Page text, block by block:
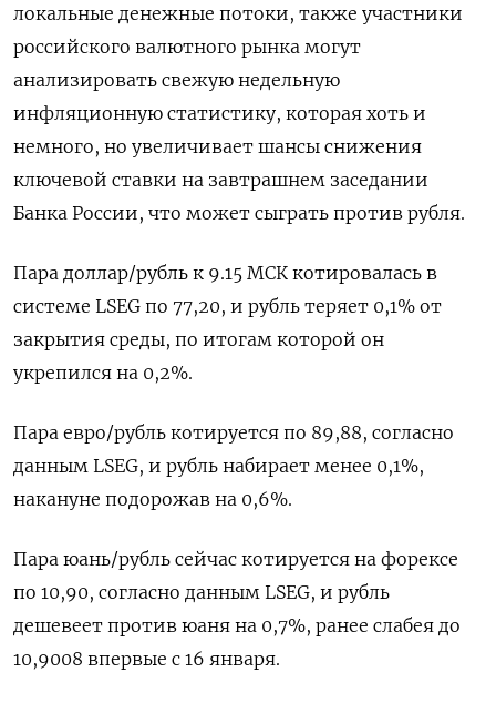
локальные денежные потоки, также участники
российского валютного рынка ‌могут
анализировать свежую недельную
инфляционную статистику, которая хоть и
немного, но увеличивает шансы снижения
ключевой ставки на завтрашнем заседании
Банка России, что может сыграть против рубля.
Пара доллар/рубль к 9.15 МСК котировалась в
системе LSEG по 77,20, и рубль теряет 0,1% от
закрытия среды, ​по итогам которой он
укрепился на 0,2%.
Пара ​евро/рубль котируется по 89,88, согласно
данным ​LSEG, и ⁠рубль набирает менее 0,1%,
накануне подорожав на 0,6%.
Пара юань/рубль сейчас котируется на форексе
по 10,‌90, согласно данным LSEG, и рубль
дешевеет против юаня ‌на 0,7%, ранее слабея до
10,9008 впервые с 16 января.